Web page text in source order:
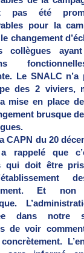
pas été
pour la
changement
collègues
Le SNALC n’a
des 2 viviers,
mise en place
brusque
CAPN du 20
a rappelé que
qui doit être
Et
dans notre
de voir